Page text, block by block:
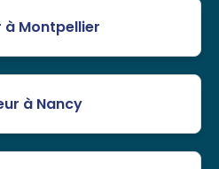
Montpellier
à Nancy